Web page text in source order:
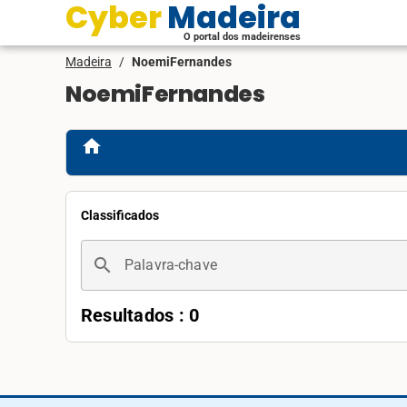
Cyber Madeira
O portal dos madeirenses
Madeira / NoemiFernandes
NoemiFernandes
home
Classificados
search Palavra-chave
Resultados : 0